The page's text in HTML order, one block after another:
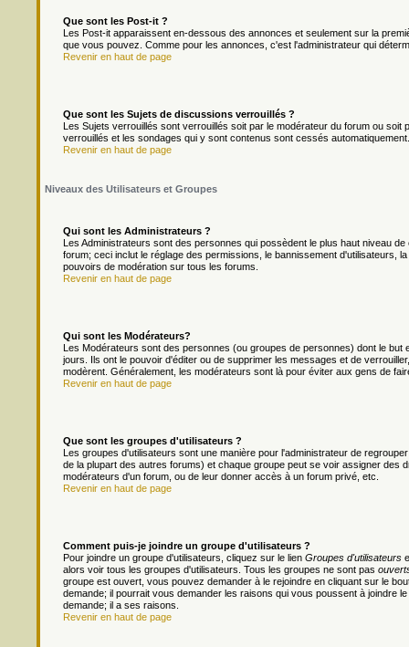
Que sont les Post-it ?
Les Post-it apparaissent en-dessous des annonces et seulement sur la
que vous pouvez. Comme pour les annonces, c'est l'administrateur qui
Revenir en haut de page
Que sont les Sujets de discussions verrouillés ?
Les Sujets verrouillés sont verrouillés soit par le modérateur du forum ou
verrouillés et les sondages qui y sont contenus sont cessés
Revenir en haut de page
Niveaux des Utilisateurs et Groupes
Qui sont les Administrateurs ?
Les Administrateurs sont des personnes qui possèdent le plus haut niveau
forum; ceci inclut le réglage des permissions, le bannissement d'utilisateurs,
pouvoirs de modération sur tous les forums.
Revenir en haut de page
Qui sont les Modérateurs?
Les Modérateurs sont des personnes (ou groupes de personnes) dont le
jours. Ils ont le pouvoir d'éditer ou de supprimer les messages et de
modèrent. Généralement, les modérateurs sont là pour éviter aux gens de
Revenir en haut de page
Que sont les groupes d'utilisateurs ?
Les groupes d'utilisateurs sont une manière pour l'administrateur de
de la plupart des autres forums) et chaque groupe peut se voir assigner des
modérateurs d'un forum, ou de leur donner accès à un forum privé, etc.
Revenir en haut de page
Comment puis-je joindre un groupe d'utilisateurs ?
Pour joindre un groupe d'utilisateurs, cliquez sur le lien Groupes d'utilisateurs
alors voir tous les groupes d'utilisateurs. Tous les groupes ne sont pas
groupe est ouvert, vous pouvez demander à le rejoindre en cliquant sur le
demande; il pourrait vous demander les raisons qui vous poussent à joindre
demande; il a ses raisons.
Revenir en haut de page